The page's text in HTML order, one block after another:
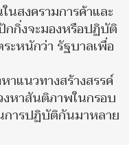
สงครามการค้าและ
กกิ่งจะมองหรือปฏิบัติ
ะหนักว่า รัฐบาลเพื่อ
าแนวทางสร้างสรรค์
งหาสันติภาพในกรอบ
การปฏิบัติกันมาหลาย